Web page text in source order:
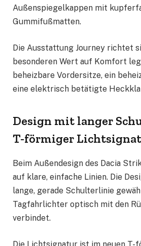
Außenspiegelkappen mit
Gummifußmatten.
Die Ausstattung Journey richtet
besonderen Wert auf Komfort
beheizbare Vordersitze, ein
eine elektrisch betätigte
Design mit langer
T-förmiger
Beim Außendesign des Dacia
auf klare, einfache Linien. Die
lange, gerade Schulterlinie
Tagfahrlichter optisch mit den
verbindet.
Die Lichtsignatur ist im neuen T-